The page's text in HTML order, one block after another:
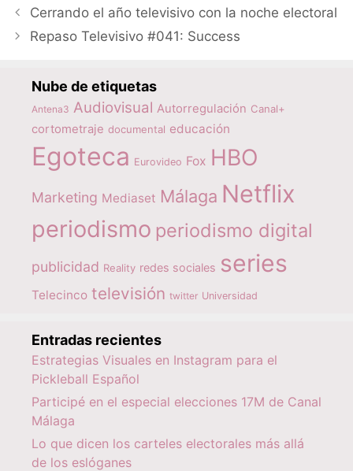
Cerrando el año televisivo con la noche electoral
Repaso Televisivo #041: Success
Nube de etiquetas
Antena3 Audiovisual Autorregulación Canal+
cortometraje documental educación
Egoteca Eurovideo Fox HBO
Marketing Mediaset Málaga Netflix
periodismo periodismo digital
publicidad Reality redes sociales series
Telecinco televisión twitter Universidad
Entradas recientes
Estrategias Visuales en Instagram para el
Pickleball Español
Participé en el especial elecciones 17M de Canal
Málaga
Lo que dicen los carteles electorales más allá
de los eslóganes